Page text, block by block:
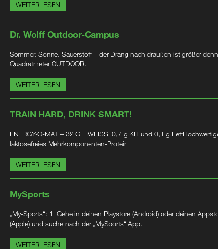
WEITERLESEN
Dr. Wolff Outdoor-Campus
Sommer, Sonne, Sauerstoff – der Drang nach draußen ist größer
Quadratmeter OUTDOOR.
WEITERLESEN
TRAIN HARD, DRINK SMART!
ENERGY-O-MAT – 32 G EIWEISS, 0,7 g KH und 0,1 g
laktosefreies Mehrkomponenten-Protein
WEITERLESEN
MySports
„My-Sports“: 1. Gehe in deinen Playstore (Android) oder deinen
(Apple) und suche nach der „MySports“ App.
WEITERLESEN